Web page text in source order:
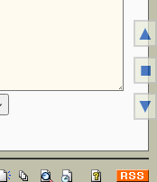
▲
■
▼